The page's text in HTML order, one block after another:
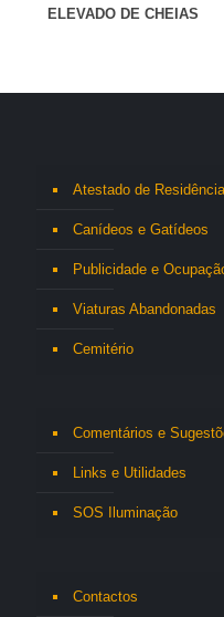
ELEVADO DE CHEIAS
Atestado de Residência
Canídeos e Gatídeos
Publicidade e
Viaturas Abandonadas
Cemitério
Comentários e
Links e Utilidades
SOS Iluminação
Contactos